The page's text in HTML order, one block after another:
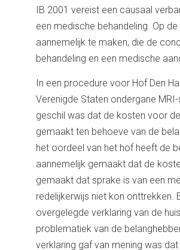
IB 2001 vereist een causaal
een medische behandeling. Op
aannemelijk te maken, die de
behandeling en een medische
In een procedure voor Hof Den
Verenigde Staten ondergane
geschil was dat de kosten voor
gemaakt ten behoeve van de
het oordeel van het hof heeft de
aannemelijk gemaakt dat de
gemaakt dat sprake is van een
redelijkerwijs niet kon
overgelegde verklaring van de
problematiek van de
verklaring gaf van mening was